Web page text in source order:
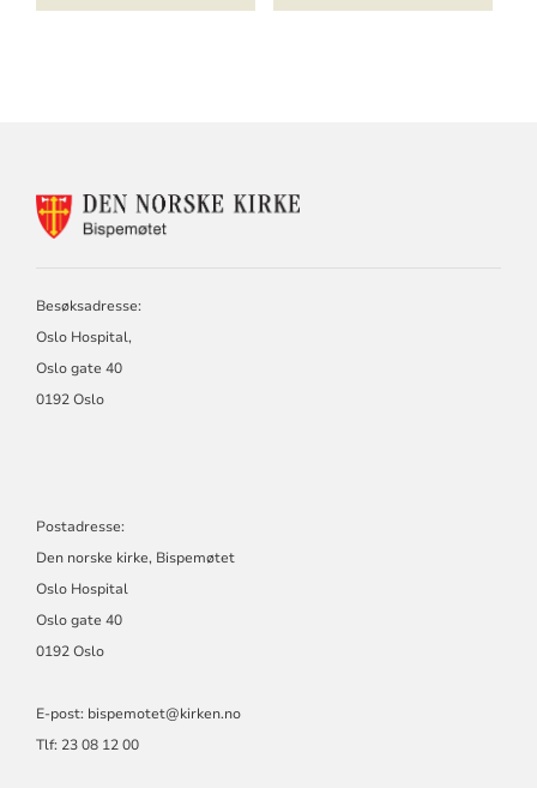
KONTAKTINFORMASJON
Besøksadresse:
Oslo Hospital,
Oslo gate 40
0192 Oslo
Postadresse:
Den norske kirke, Bispemøtet
Oslo Hospital
Oslo gate 40
0192 Oslo
E-post: bispemotet@kirken.no
Tlf: 23 08 12 00